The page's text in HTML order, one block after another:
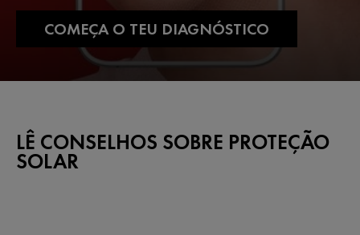
COMEÇA O TEU DIAGNÓSTICO
LÊ CONSELHOS SOBRE PROTEÇÃO
SOLAR